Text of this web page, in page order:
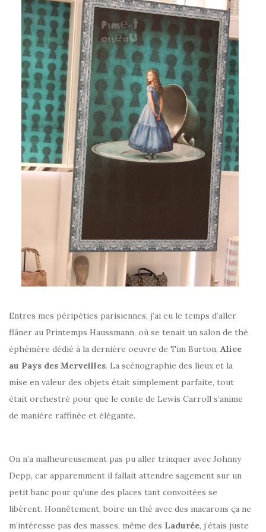
Entres mes péripéties parisiennes, j’ai eu le temps d’aller
flâner au Printemps Haussmann, où se tenait un salon de thé
éphémère dédié à la dernière oeuvre de Tim Burton, Alice
au Pays des Merveilles. La scénographie des lieux et la
mise en valeur des objets était simplement parfaite, tout
était orchestré pour que le conte de Lewis Carroll s’anime
de manière raffinée et élégante.
On n’a malheureusement pas pu aller trinquer avec Johnny
Depp, car apparemment il fallait attendre sagement sur un
petit banc pour qu’une des places tant convoitées se
libèrent. Honnêtement, boire un thé avec des macarons ça ne
m’intéresse pas des masses, même des Ladurée, j’étais juste